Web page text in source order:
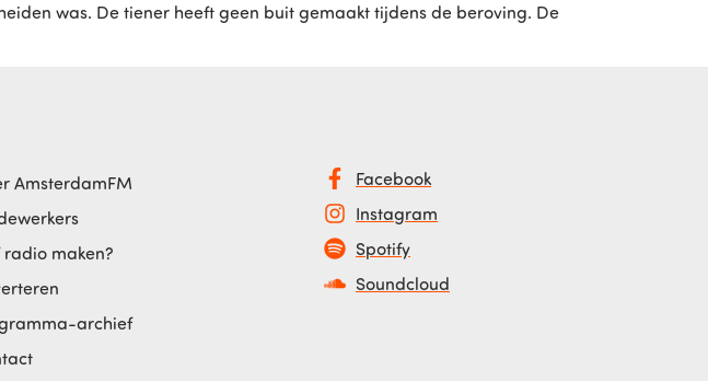
was. De tiener heeft geen buit gemaakt tijdens de beroving. De
AmsterdamFM
radio maken?
archief
Facebook
Instagram
Spotify
Soundcloud